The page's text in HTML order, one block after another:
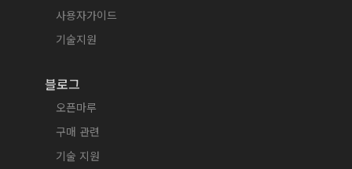
사용자가이드
기술지원
블로그
오픈마루
구매 관련
기술 지원